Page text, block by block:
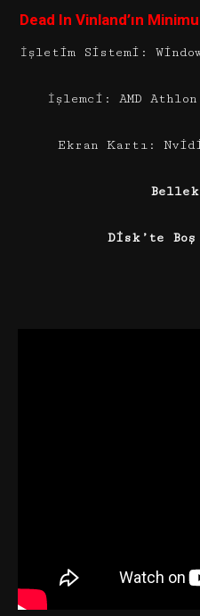
Dead In Vinland’ın
İşletim Sistemi:
İşlemci: AMD
Ekran Kartı:
Disk’te Boş